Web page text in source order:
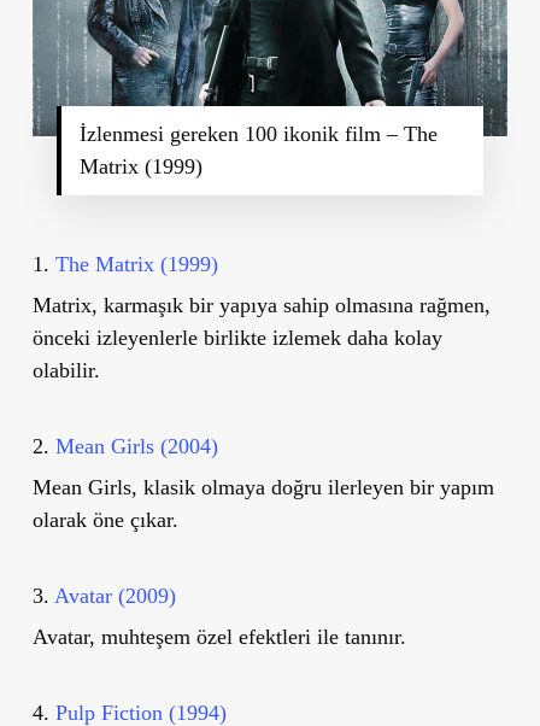
İzlenmesi gereken 100 ikonik film – The
Matrix (1999)
1. The Matrix (1999)
Matrix, karmaşık bir yapıya sahip olmasına rağmen,
önceki izleyenlerle birlikte izlemek daha kolay
olabilir.
2. Mean Girls (2004)
Mean Girls, klasik olmaya doğru ilerleyen bir yapım
olarak öne çıkar.
3. Avatar (2009)
Avatar, muhteşem özel efektleri ile tanınır.
4. Pulp Fiction (1994)